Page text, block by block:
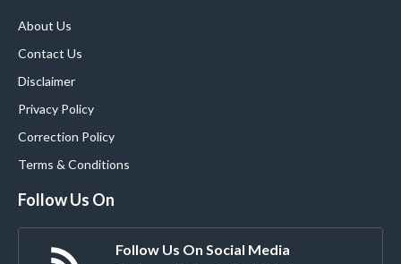
About Us
Contact Us
Disclaimer
Privacy Policy
Correction Policy
Terms & Conditions
Follow Us On
Follow Us On Social Media